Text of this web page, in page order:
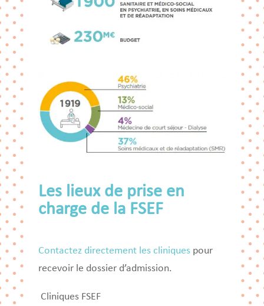
Les lieux de prise en
charge de la FSEF
Contactez directement les cliniques pour
recevoir le dossier d’admission.
Cliniques FSEF